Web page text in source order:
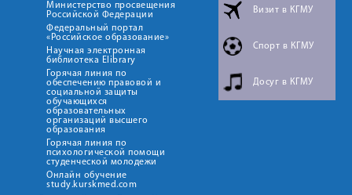
Министерство просвещения
Российской Федерации
Федеральный портал
«Российское образование»
Научная электронная
библиотека Elibrary
Горячая линия по
обеспечению правовой и
социальной защиты
обучающихся
образовательных
организаций высшего
образования
Горячая линия по
психологической помощи
студенческой молодежи
Онлайн обучение
study.kurskmed.com
Визит в КГМУ
Спорт в КГМУ
Досуг в КГМУ